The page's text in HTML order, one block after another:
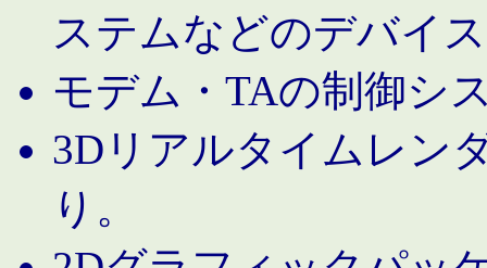
ステムなどのデバイ
モデム・TAの制御シ
3Dリアルタイムレン
り。